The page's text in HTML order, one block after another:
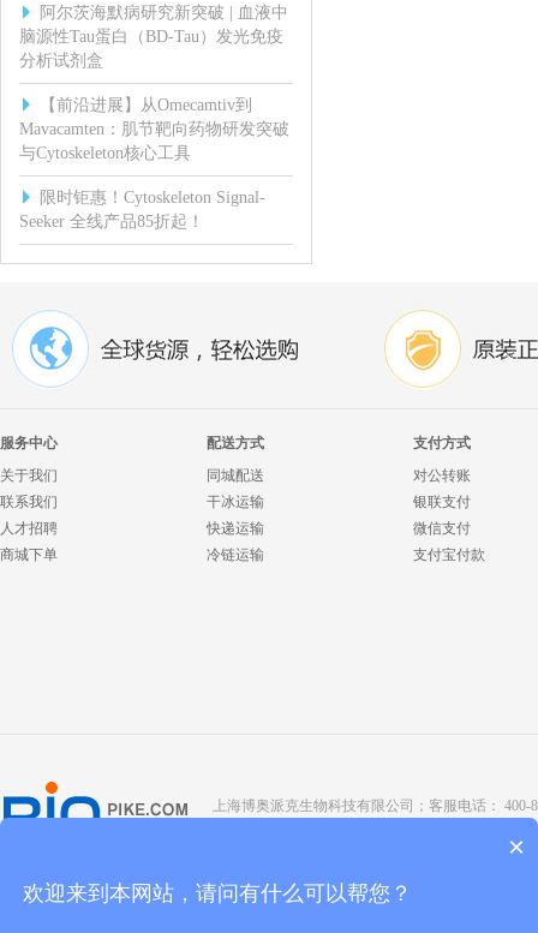
阿尔茨海默病研究新突破 | 血液中
脑源性Tau蛋白（BD-Tau）发光免疫
分析试剂盒
【前沿进展】从Omecamtiv到
Mavacamten：肌节靶向药物研发突破
与Cytoskeleton核心工具
限时钜惠！Cytoskeleton Signal-
Seeker 全线产品85折起！
服务中心
关于我们
联系我们
人才招聘
商城下单
配送方式
同城配送
干冰运输
快递运输
冷链运输
支付方式
对公转账
银联支付
微信支付
支付宝付款
上海博奥派克生物科技有限公司；客服电话： 400-
京ICP备
×
欢迎来到本网站，请问有什么可以帮您？